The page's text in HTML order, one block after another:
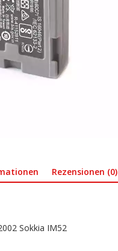
Rezensionen (0)
Sokkia IM52